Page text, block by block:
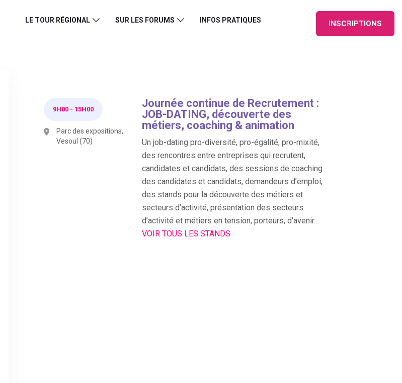
LE TOUR RÉGIONAL SUR LES FORUMS INFOS PRATIQUES INSCRIPTIONS
9H00 - 15H00
Parc des expositions,
Vesoul (70)
Journée continue de Recrutement :
JOB-DATING, découverte des
métiers, coaching & animation
Un job-dating pro-diversité, pro-égalité, pro-mixité,
des rencontres entre entreprises qui recrutent,
candidates et candidats, des sessions de coaching
des candidates et candidats, demandeurs d’emploi,
des stands pour la découverte des métiers et
secteurs d’activité, présentation des secteurs
d’activité et métiers en tension, porteurs, d’avenir…
VOIR TOUS LES STANDS